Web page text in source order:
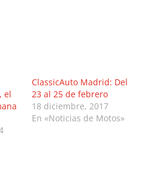
el
ClassicAuto Madrid: Del
23 al 25 de febrero
18 diciembre, 2017
En «Noticias de Motos»